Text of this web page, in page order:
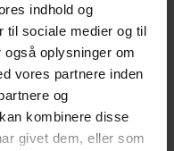
indhold og
til sociale medier og til
oplysninger om
vores partnere inden
og
kombinere disse
givet dem, eller som